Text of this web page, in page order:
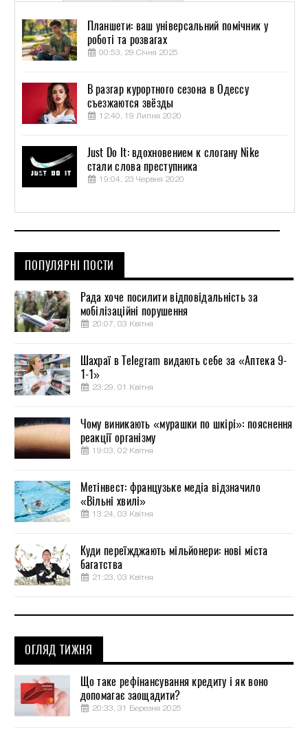
Планшети: ваш універсальний помічник у
роботі та розвагах
00:53, 29 Січня 2025
В разгар курортного сезона в Одессу
съезжаются звёзды
12:40, 19 Липня 2020
Just Do It: вдохновением к слогану Nike
стали слова преступника
19:04, 23 Червня 2020
ПОПУЛЯРНІ ПОСТИ
Рада хоче посилити відповідальність за
мобілізаційні порушення
20:07, 03 Квітня
Шахраї в Telegram видають себе за «Аптека 9-
1-1»
23:29, 01 Квітня
Чому виникають «мурашки по шкірі»: пояснення
реакції організму
19:03, 02 Квітня
Метінвест: французьке медіа відзначило
«Вільні хвилі»
13:24, 03 Квітня
Куди переїжджають мільйонери: нові міста
багатства
21:23, 03 Квітня
ОГЛЯД ТИЖНЯ
Що таке рефінансування кредиту і як воно
допомагає заощадити?
20:33, 31 Березня 2025